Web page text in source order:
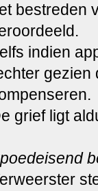
bestreden
indien
gezien
grief ligt